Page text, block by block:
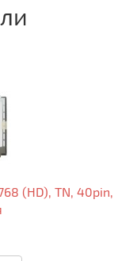
(HD), TN, 40pin,